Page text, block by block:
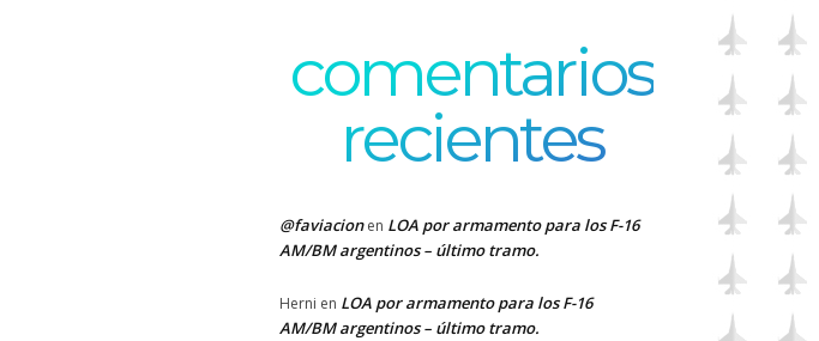
comentarios
recientes
@faviacionen LOA por armamento para los F-16
AM/BM argentinos – último tramo.
Herni en LOA por armamento para los F-16
AM/BM argentinos – último tramo.